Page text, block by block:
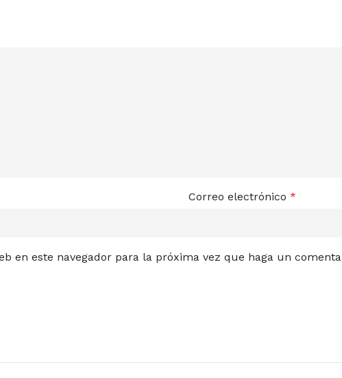
Correo electrónico *
en este navegador para la próxima vez que haga un